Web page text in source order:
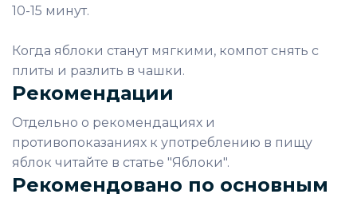
10-15 минут.
Когда яблоки станут мягкими, компот снять с
плиты и разлить в чашки.
Рекомендации
Отдельно о рекомендациях и
противопоказаниях к употреблению в пищу
яблок читайте в статье "Яблоки".
Рекомендовано по основным